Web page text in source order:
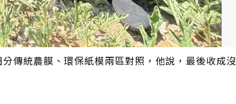
傳統農膜、環保紙模兩區對照，他說，最後收成沒